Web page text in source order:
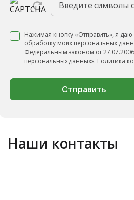
Нажимая кнопку «Отправить», я даю
обработку моих персональных
Федеральным законом от
персональных данных». Политика
Отправить
Наши контакты